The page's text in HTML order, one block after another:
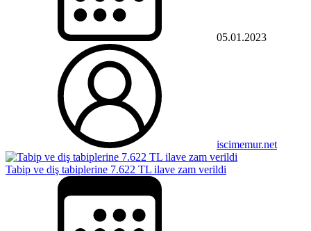
05.01.2023
iscimemur.net
Tabip ve diş tabiplerine 7.622 TL ilave zam verildi